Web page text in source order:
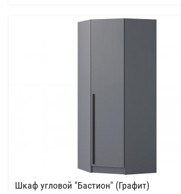
Шкаф угловой "Бастион" (Графит)